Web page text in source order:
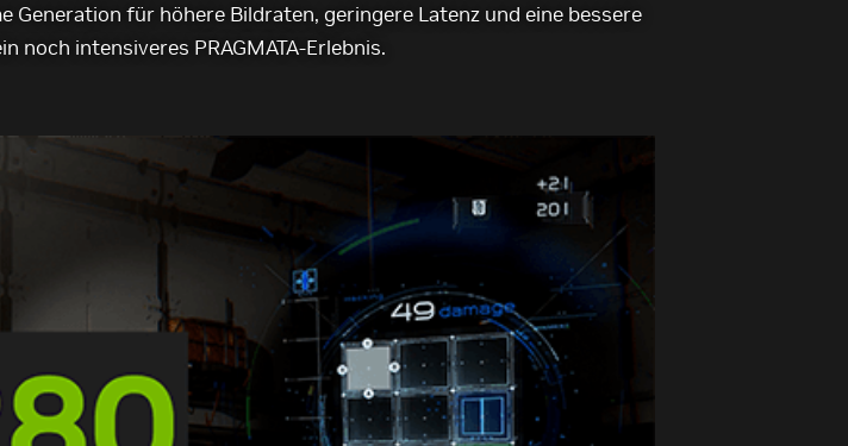
Generation für höhere Bildraten, geringere Latenz und eine bessere
noch intensiveres PRAGMATA-Erlebnis.